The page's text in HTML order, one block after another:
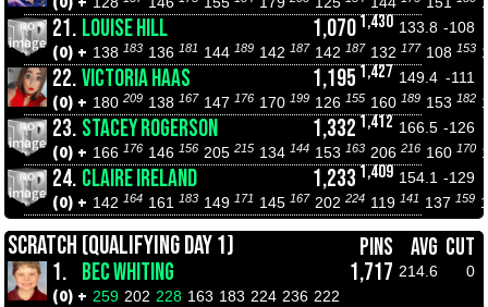
21. LOUISE HILL 1,0701,430 133.8 -108
(0) + 138 183 136 181 144 189 142 187 142 187 132 177 108 153
22.VICTORIA HAAS 1,195 1,427 149.4 -111
(0) + 180 209 138 167 147 176 170 199 126 155 160 189 153 182
23. STACEY ROGERSON 1,332 1,412 166.5 -126
(0) + 166 176 146 156 205 215 134 144 153 163 206 216 160 170
24. CLAIRE IRELAND 1,233 1,409 154.1 -129
(0) + 142 164 161 183 149 171 145 167 202 224 119 141 137 159
SCRATCH (QUALIFYING DAY 1) PINS AVG CUT
1. BEC WHITING 1,717 214.6 0
(0) + 259 202 228 163 183 224 236 222